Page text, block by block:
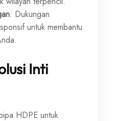
: Dukungan
untuk membantu
Inti
HDPE untuk